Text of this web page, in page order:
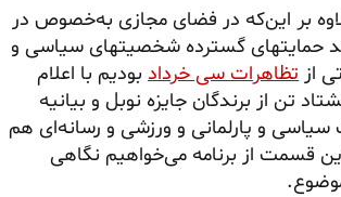
بر این‌که در فضای مجازی به‌خصوص در
گسترده شخصیتهای سیاسی و
از تظاهرات سی خرداد بودیم با اعلام
تن از برندگان جایزه نوبل و بیانیه
و پارلمانی و ورزشی و رسانه‌ای هم
قسمت از برنامه می‌خواهیم نگاهی